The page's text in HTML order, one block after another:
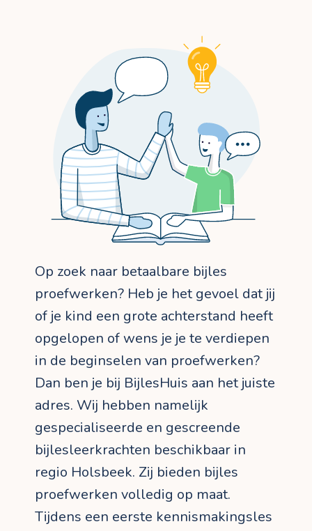
Op zoek naar betaalbare bijles
proefwerken? Heb je het gevoel dat jij
of je kind een grote achterstand heeft
opgelopen of wens je je te verdiepen
in de beginselen van proefwerken?
Dan ben je bij BijlesHuis aan het juiste
adres. Wij hebben namelijk
gespecialiseerde en gescreende
bijlesleerkrachten beschikbaar in
regio Holsbeek. Zij bieden bijles
proefwerken volledig op maat.
Tijdens een eerste kennismakingsles